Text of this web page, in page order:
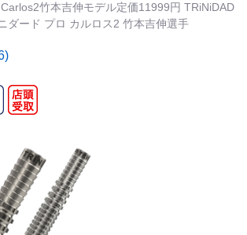
竹本吉伸モデル定価11999円 TRiNiDAD
ダード プロ カルロス2 竹本吉伸選手